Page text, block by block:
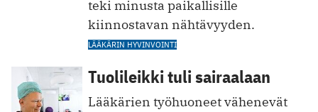
teki minusta paikallisille
kiinnostavan nähtävyyden.
LÄÄKÄRIN HYVINVOINTI
Tuolileikki tuli sairaalaan
Lääkärien työhuoneet vähenevät